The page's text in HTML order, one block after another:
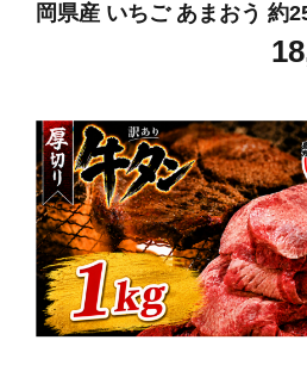
岡県産 いちご あまおう 約
(約1,500g) 冷蔵 小分け い
チゴ フルーツ 果物 スイー
数量限定 期間限定